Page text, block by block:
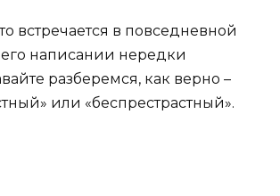
встречается в повседневной
написании нередки
разберемся, как верно –
или «беспрестрастный».